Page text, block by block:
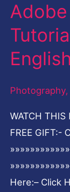
English
Photography,
WATCH
FREE GIFT:-
Here:– Click
Levels
Adjustment
Layer
in
Photoshop